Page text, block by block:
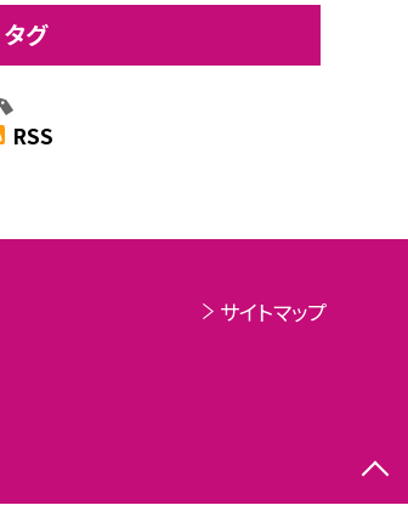
タグ
RSS
サイトマップ